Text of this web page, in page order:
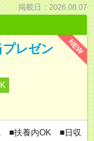
掲載日：2026.08.07
NEW
レゼン
■扶養内OK ■日収